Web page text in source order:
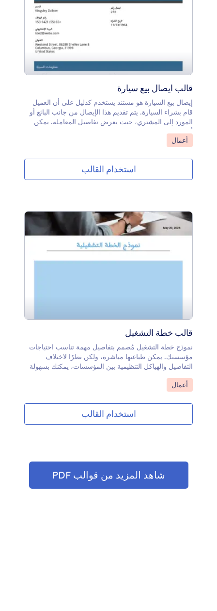
قالب ايصال بيع سيارة
إيصال بيع السيارة هو مستند يستخدم كدليل على أن العميل
قام بشراء السيارة. يتم تقديم هذا الإيصال من جانب البائع أو
المورد إلى المشتري، حيث يعرض تفاصيل المعاملة. يمكن
أيضًا استخدامه من قِبل البائع لتتبع الطلبات داخليًا.يعرض
إيصال بيع السيارة هذا معلومات المشتري، رقم الإيصال، تاريخ
والمشتري. كما يحتوي القالب على معلومات السيارة مثل
رقم التسجيل، رقم تعريف السيارة (VIN)، اسم العلامة
التجارية أو موديل السيارة، الطراز، السنة، واللون.يستخدم
يتيح القالب أيضًا إمكانية اضافة شعار الشركة وتفاصيل
الاتصال أسفله باستخدام حقل النص. يمكنك تخصيص التصميم
بشكل أكبر عن طريق تغيير لون مربعات الأقسام، تنسيق
الخط، التخطيط، والعنوان من خلال محرر PDF.
انتقل إلى الفئة:
أعمال
استخدام القالب
قالب خطة التشغيل
نموذج خطة التشغيل مُصمم بتفاصيل مهمة تناسب احتياجات
مؤسستك. يمكن طباعتها مباشرة، ولكن نظرًا لاختلاف
التفاصيل والهياكل التنظيمية بين المؤسسات، يمكنك بسهولة
تعديل الحقول بإضافة معلومات مؤسستك الخاصة. بالإضافة
تناسبك. وأخيرًا، يمكنك مشاركة المسودة مع أعضاء فريقك
عبر البريد الإلكتروني.
انتقل إلى الفئة:
أعمال
استخدام القالب
شاهد المزيد من قوالب PDF